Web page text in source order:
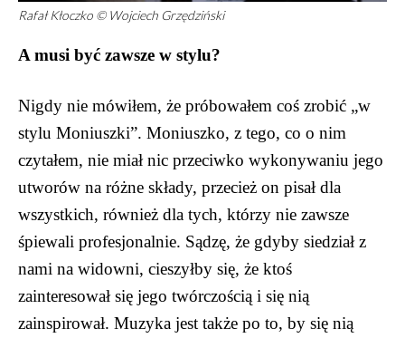
Rafał Kłoczko © Wojciech Grzędziński
A musi być zawsze w stylu?
Nigdy nie mówiłem, że próbowałem coś zrobić „w
stylu Moniuszki”. Moniuszko, z tego, co o nim
czytałem, nie miał nic przeciwko wykonywaniu jego
utworów na różne składy, przecież on pisał dla
wszystkich, również dla tych, którzy nie zawsze
śpiewali profesjonalnie. Sądzę, że gdyby siedział z
nami na widowni, cieszyłby się, że ktoś
zainteresował się jego twórczością i się nią
zainspirował. Muzyka jest także po to, by się nią